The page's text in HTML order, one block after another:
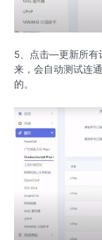
5、点击—更新所有
来，会自动测试连
的。